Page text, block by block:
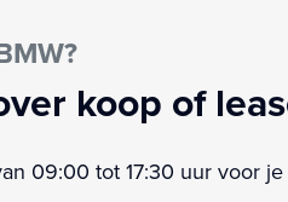
BMW Individual
en lichtsensor (521)
koop of
09:00 tot 17:30 uur voor je